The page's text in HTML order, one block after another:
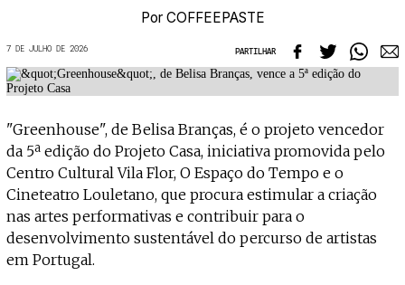
Por Localidade
Locais
Mapa
Submeter Eventos
Workshops
Cursos Curtos
Recursos
Publicações
Projecto e Equipa
Estatuto Editorial
Ficha Técnica
Política de privacidade
Contactar
Política de privacidade - App
Coffeelabs Cursos curtos
— apoia o Coffeepaste e ajuda-nos a chegar mais longe. Mantém viva a cultura
Apoiar
Por COFFEEPASTE
7 DE JULHO DE 2026 PARTILHAR
"Greenhouse", de Belisa Branças, é o projeto vencedor
da 5ª edição do Projeto Casa, iniciativa promovida pelo
Centro Cultural Vila Flor, O Espaço do Tempo e o
Cineteatro Louletano, que procura estimular a criação
nas artes performativas e contribuir para o
desenvolvimento sustentável do percurso de artistas
em Portugal.